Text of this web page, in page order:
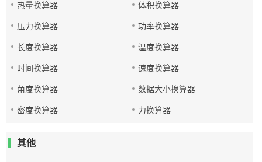
热量换算器 体积换算器
压力换算器 功率换算器
长度换算器 温度换算器
时间换算器 速度换算器
角度换算器 数据大小换算器
密度换算器 力换算器
其他